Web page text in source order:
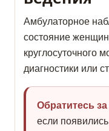
Амбулаторное
состояние
круглосуточного
диагностики или
Обратитесь
если